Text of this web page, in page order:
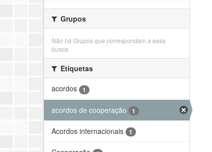
Grupos
Não há Grupos que correspondam a essa
busca
Etiquetas
acordos
1
acordos de cooperação 1
Acordos internacionais 1